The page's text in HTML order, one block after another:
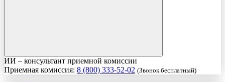
ИИ – консультант приемной комиссии
Приемная комиссия: 8 (800) 333-52-02 (Звонок бесплатный)